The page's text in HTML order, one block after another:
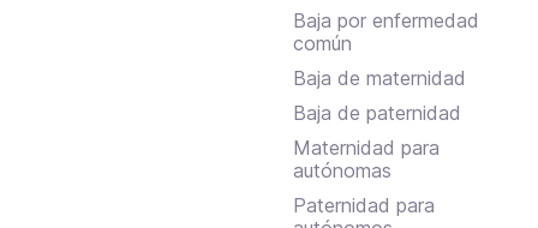
Baja por enfermedad
común
Baja de maternidad
Baja de paternidad
Maternidad para
autónomas
Paternidad para